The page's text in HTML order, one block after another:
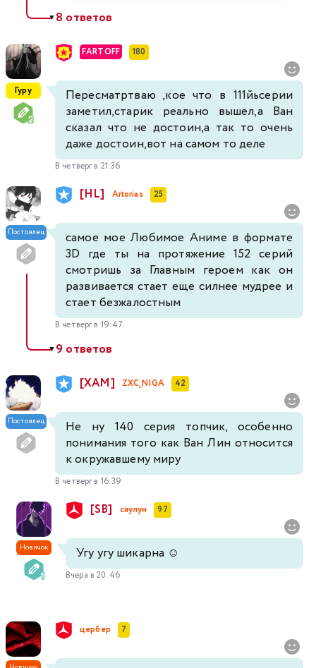
▼8 ответов
Гуру
FARTOFF 180
Пересматртваю ,кое что в 111йьсерии
заметил,старик реально вышел,а Ван
сказал что не достоин,а так то очень
даже достоин,вот на самом то деле
В четверг в 21:36
Постоялец
[HL] Artorias 25
самое мое Любимое Аниме в формате
3D где ты на протяжение 152 серий
смотришь за Главным героем как он
развивается стает еще силнее мудрее и
стает безжалостным
В четверг в 19:47
▼9 ответов
Постоялец
[XAM] ZXC_NIGA 42
Не ну 140 серия топчик, особенно
понимания того как Ван Лин относится
к окружавшему миру
В четверг в 16:39
Новичок
[SB] сяулун 97
Угу угу шикарна ☺️
Вчера в 20:46
цербер 7